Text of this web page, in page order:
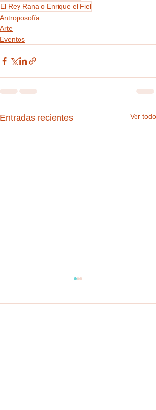
El Rey Rana o Enrique el Fiel
Antroposofía
Arte
Eventos
Entradas recientes Ver todo